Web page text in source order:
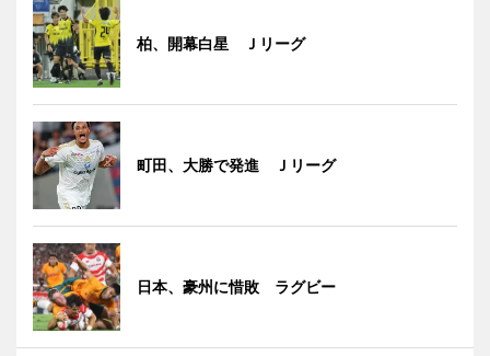
柏、開幕白星 Ｊリーグ
町田、大勝で発進 Ｊリーグ
日本、豪州に惜敗 ラグビー